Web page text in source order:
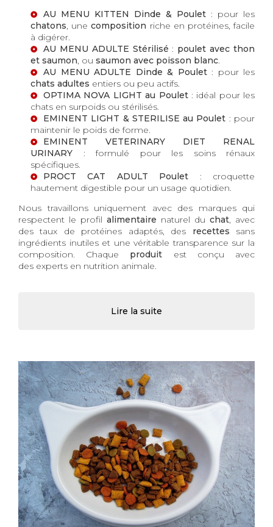
AU MENU KITTEN Dinde & Poulet : pour les
chatons, unecomposition riche en protéines, facile
à digérer.
AU MENU ADULTE Stérilisé : poulet avec thon
et saumon, ou saumon avec poisson blanc.
AU MENU ADULTE Dinde & Poulet: pour les
chats adultes entiers ou peu actifs.
OPTIMA NOVA LIGHT au Poulet: idéal pour les
chats en surpoids ou stérilisés.
EMINENT LIGHT & STERILISE au Poulet : pour
maintenir le poids de forme.
EMINENT VETERINARY DIET RENAL
URINARY : formulé pour les soins rénaux
spécifiques.
PROCT CAT ADULT Poulet : croquette
hautement digestible pour un usage quotidien.
Nous travaillons uniquement avec des marques qui
respectent le profil alimentaire naturel du chat, avec
des taux de protéines adaptés, des recettes sans
ingrédients inutiles et une véritable transparence sur la
composition. Chaque produit est conçu avec
des experts en nutrition animale.
Lire la suite